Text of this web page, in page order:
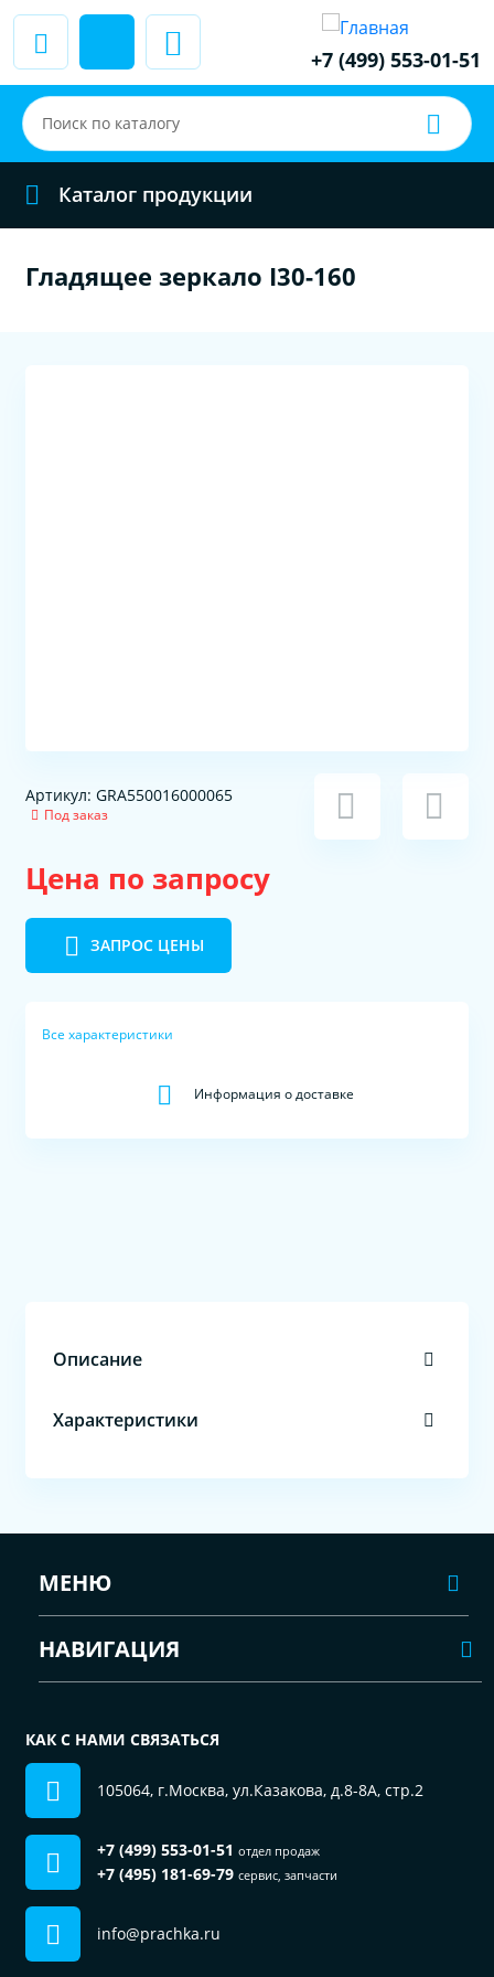
+7 (499) 553-01-51
Каталог продукции
Гладящее зеркало I30-160
Артикул: GRA550016000065
Под заказ
Цена по запросу
ЗАПРОС ЦЕНЫ
Все характеристики
Информация о доставке
Описание
Характеристики
МЕНЮ
НАВИГАЦИЯ
КАК С НАМИ СВЯЗАТЬСЯ
105064, г.Москва, ул.Казакова, д.8-8А, стр.2
+7 (499) 553-01-51 отдел продаж
+7 (495) 181-69-79 сервис, запчасти
info@prachka.ru